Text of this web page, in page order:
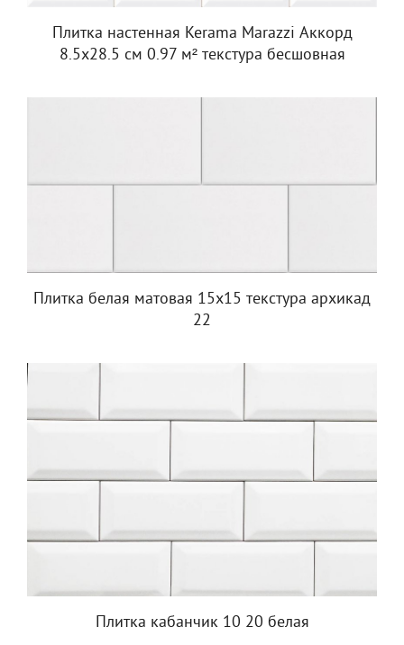
Плитка настенная Kerama Marazzi Аккорд
8.5x28.5 см 0.97 м² текстура бесшовная
Плитка белая матовая 15х15 текстура архикад
22
Плитка кабанчик 10 20 белая